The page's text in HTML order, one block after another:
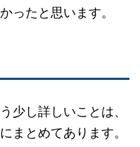
ったと思います。
少し詳しいことは、
まとめてあります。